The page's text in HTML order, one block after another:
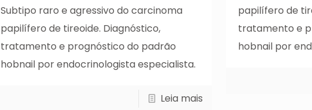
Subtipo raro e agressivo do carcinoma
papilífero de tireoide. Diagnóstico,
tratamento e prognóstico do padrão
hobnail por endocrinologista especialista.
Leia mais
papilífero de
tratamento e
hobnail por